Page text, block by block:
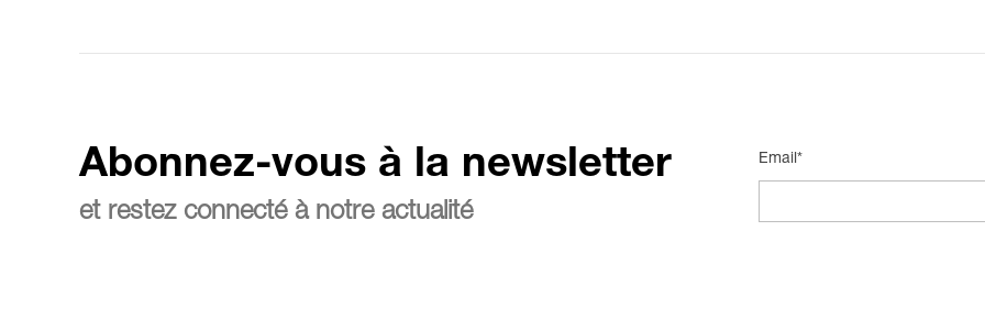
Abonnez-vous à la newsletter
et restez connecté à notre actualité
Email*